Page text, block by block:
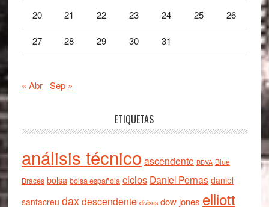
20 21 22 23 24 25 26
27 28 29 30 31
« Abr Sep »
ETIQUETAS
análisis técnico ascendente BBVA Blue
Braces bolsa bolsa española ciclos Daniel Pernas daniel
santacreu daxdescendente divisas dow jones elliott